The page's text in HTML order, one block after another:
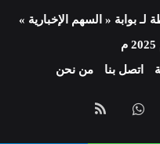
بوابة « السهم الإخبارية »
اتصل بنا من نحن
واتسابملخص